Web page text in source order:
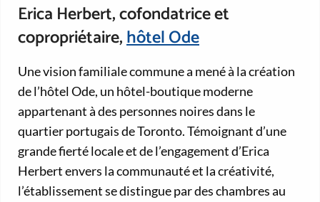
Erica Herbert, cofondatrice et
copropriétaire,hôtel Ode
Une vision familiale commune a mené à la création
de l’hôtel Ode, un hôtel-boutique moderne
appartenant à des personnes noires dans le
quartier portugais de Toronto. Témoignant d’une
grande fierté locale et de l’engagement d’Erica
Herbert envers la communauté et la créativité,
l’établissement se distingue par des chambres au